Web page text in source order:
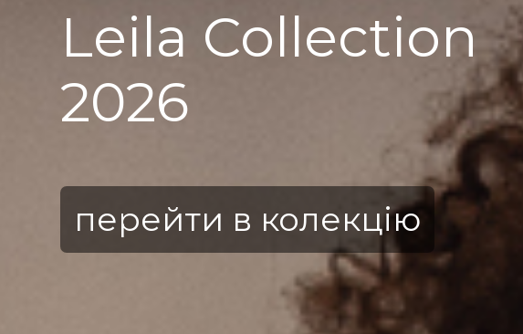
Pearla Collection
2025
перейти в колекцію